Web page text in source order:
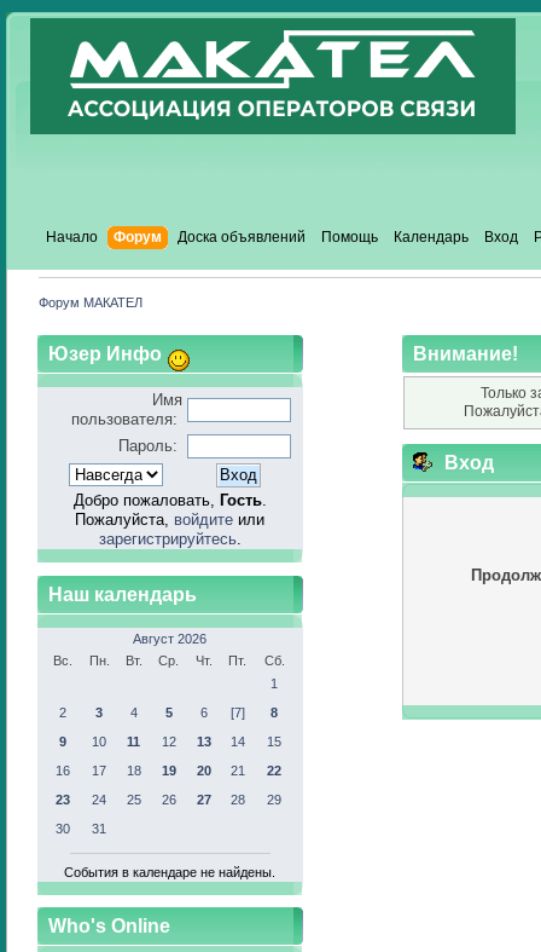
Начало Форум Доска объявлений Помощь Календарь Вход
Форум МАКАТЕЛ
Юзер Инфо
Имя
пользователя:
Пароль:
Добро пожаловать, Гость.
Пожалуйста, войдите или
зарегистрируйтесь.
Наш календарь
Август 2026
Вс.
Пн. Вт. Ср. Чт. Пт.
Сб.
1
2
3 4 5 6 [7]
8
9
10 11 12 13 14
15
16
17 18 19 20 21
22
23
24 25 26 27 28
29
30
31
События в календаре не найдены.
Who's Online
Внимание!
Только
Вход